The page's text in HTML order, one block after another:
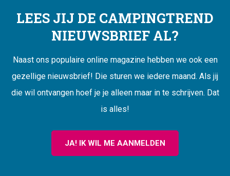
LEES JIJ DE CAMPINGTREND
NIEUWSBRIEF AL?
Naast ons populaire online magazine hebben we ook een
gezellige nieuwsbrief! Die sturen we iedere maand. Als jij
die wil ontvangen hoef je je alleen maar in te schrijven. Dat
is alles!
JA! IK WIL ME AANMELDEN